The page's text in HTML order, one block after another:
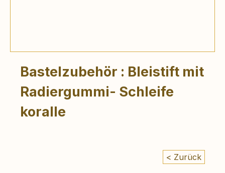
Bastelzubehör : Bleistift mit
Radiergummi- Schleife
koralle
< Zurück